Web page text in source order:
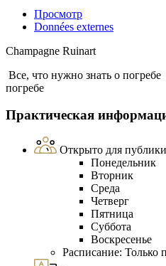
Просмотр
Données externes
Champagne Ruinart
Все, что нужно знать о погребе
погребе
Практическая
Открыто для публики
Понедельник
Вторник
Среда
Четверг
Пятница
Суббота
Воскресенье
Расписание: Только